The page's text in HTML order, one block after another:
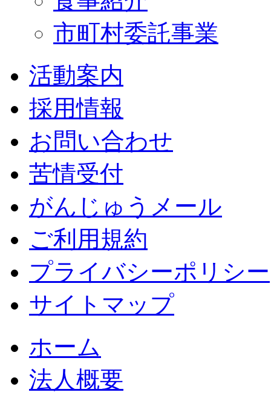
市町村委託事業
活動案内
採用情報
お問い合わせ
苦情受付
がんじゅうメール
ご利用規約
プライバシーポリシー
サイトマップ
ホーム
法人概要